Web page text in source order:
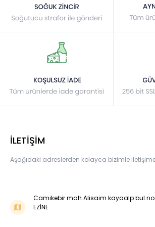
İLETİŞİM
Aşağıdaki adreslerden kolayca bizimle
Camikebir mah.Alisaim kayaalp
EZİNE